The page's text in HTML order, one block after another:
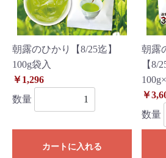
朝露のひかり【8/25迄】
100g袋入
￥1,296
数量
カートに入れる
朝露
【8/
￥
数量